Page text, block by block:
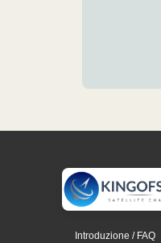
Introduzione / FAQ